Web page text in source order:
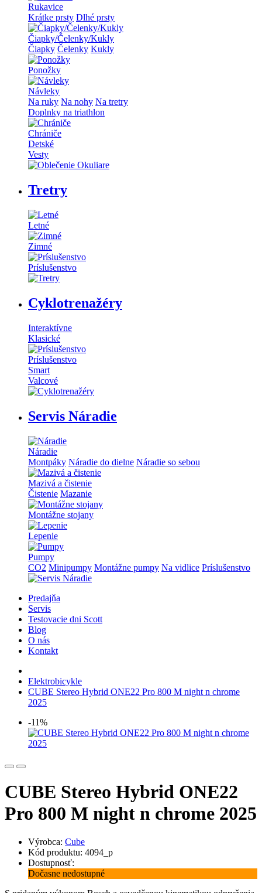
Rukavice
Krátke prsty Dlhé prsty
Čiapky/Čelenky/Kukly
Čiapky Čelenky Kukly
Ponožky
Návleky
Na ruky Na nohy Na tretry
Doplnky na triathlon
Chrániče
Detské
Vesty
Tretry
Letné
Zimné
Príslušenstvo
Cyklotrenažéry
Interaktívne
Klasické
Príslušenstvo
Smart
Valcové
Servis Náradie
Náradie
Montpáky Náradie do dielne Náradie so sebou
Mazivá a čistenie
Čistenie Mazanie
Montážne stojany
Lepenie
Pumpy
CO2 Minipumpy Montážne pumpy Na vidlice Príslušenstvo
Predajňa
Servis
Testovacie dni Scott
Blog
O nás
Kontakt
Elektrobicykle
CUBE Stereo Hybrid ONE22 Pro 800 M night n chrome
2025
-11%
CUBE Stereo Hybrid ONE22
Pro 800 M night n chrome 2025
Výrobca: Cube
Kód produktu: 4094_p
Dostupnosť:
Dočasne nedostupné